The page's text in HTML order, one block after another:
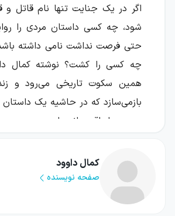
اگر در یک جنایت تنها نام قاتل و
شود، چه کسی داستان مردی را
حتی فرصت نداشت نامی داشته
چه کسی را کشت؟ نوشته کمال
همین سکوت تاریخی می‌رود و
بازمی‌سازد که در حاشیه یک داستان
و بی‌صدا باقی مانده است.
پیامدهای استعمار در الجزایر است؛
زاویه دید هارون، برادر مرد
قربانی فراموش‌شده را از گمنامی
کمال داوود
صفحه نویسنده